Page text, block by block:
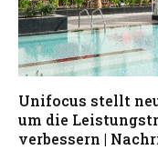
Unifocus stellt
um die
verbessern |